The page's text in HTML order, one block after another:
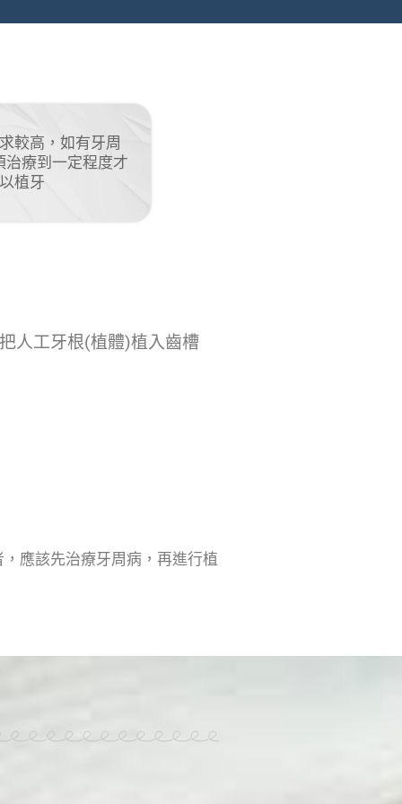
較高，如有牙周
治療到一定程度才
植牙
人工牙根(植體)植入齒槽
應該先治療牙周病，再進行植